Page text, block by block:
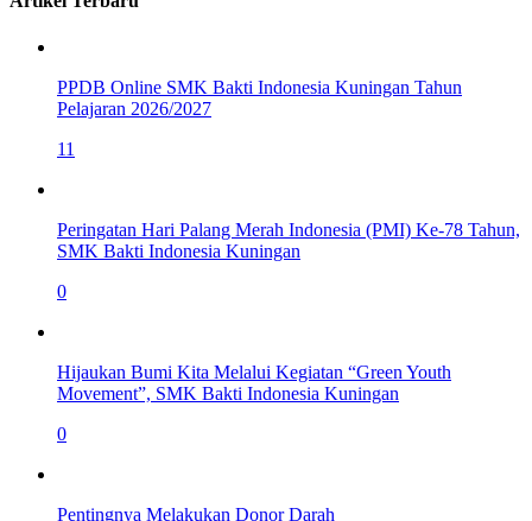
PPDB Online SMK Bakti Indonesia Kuningan Tahun
Pelajaran 2026/2027
11
Peringatan Hari Palang Merah Indonesia (PMI) Ke-78 Tahun,
SMK Bakti Indonesia Kuningan
0
Hijaukan Bumi Kita Melalui Kegiatan “Green Youth
Movement”, SMK Bakti Indonesia Kuningan
0
Pentingnya Melakukan Donor Darah